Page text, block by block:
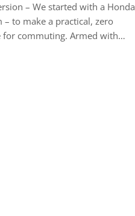
– We started with a Honda
– to make a practical, zero
for commuting. Armed with…